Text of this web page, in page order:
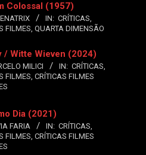
Colossal (1957)
IN: CRÍTICAS,
FILMES, QUARTA DIMENSÃO
/ Witte Wieven (2024)
MILICI IN: CRÍTICAS,
FILMES, CRÍTICAS FILMES
Dia (2021)
FARIA IN: CRÍTICAS,
FILMES, CRÍTICAS FILMES